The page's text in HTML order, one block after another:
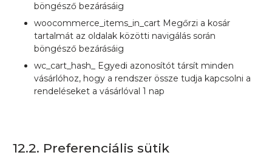
böngésző bezárásáig
woocommerce_items_in_cart Megőrzi a kosár
tartalmát az oldalak közötti navigálás során
böngésző bezárásáig
wc_cart_hash_ Egyedi azonosítót társít minden
vásárlóhoz, hogy a rendszer össze tudja kapcsolni a
rendeléseket a vásárlóval 1 nap
12.2. Preferenciális sütik